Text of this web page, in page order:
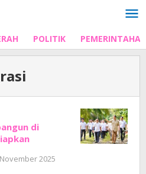
POLITIK
di
2025